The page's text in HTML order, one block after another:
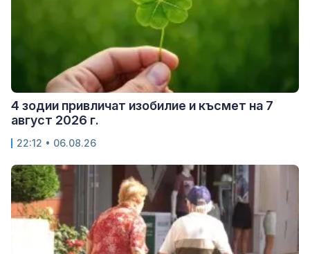
4 зодии привличат изобилие и късмет на 7
август 2026 г.
22:12 • 06.08.26